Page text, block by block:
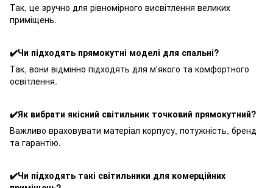
Так, це зручно для рівномірного висвітлення великих
приміщень.
✔️Чи підходять прямокутні моделі для спальні?
Так, вони відмінно підходять для м'якого та комфортного
освітлення.
✔️Як вибрати якісний світильник точковий прямокутний?
Важливо враховувати матеріал корпусу, потужність, бренд
та гарантію.
✔️Чи підходять такі світильники для комерційних